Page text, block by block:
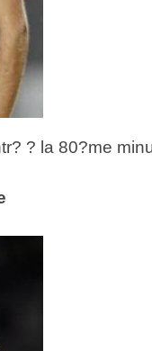
? la 80?me